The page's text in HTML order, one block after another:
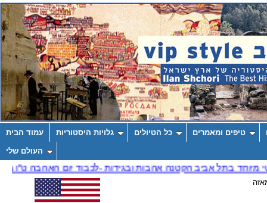
עמוד הבית גלויות היסטוריות כל הטיולים טיפים ומאמרים
העולם שלי